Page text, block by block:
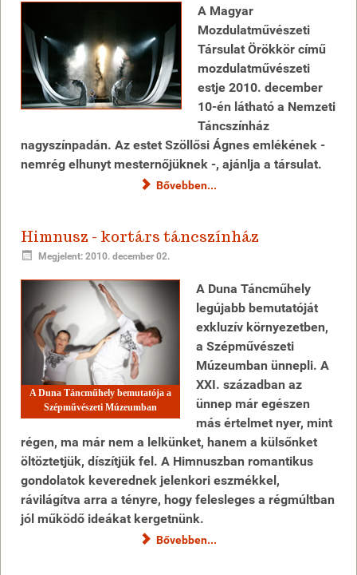
A Magyar
Mozdulatművészeti
Társulat Örökkör című
mozdulatművészeti
estje 2010. december
10-én látható a Nemzeti
Táncszínház
nagyszínpadán. Az estet Szöllősi Ágnes emlékének -
nemrég elhunyt mesternőjüknek -, ajánlja a társulat.
Bővebben...
Himnusz - kortárs táncszínház
Megjelent: 2010. december 02.
A Duna Táncműhely bemutatója a
Szépművészeti Múzeumban
A Duna Táncműhely
legújabb bemutatóját
exkluzív környezetben,
a Szépművészeti
Múzeumban ünnepli. A
XXI. században az
ünnep már egészen
más értelmet nyer, mint
régen, ma már nem a lelkünket, hanem a külsőnket
öltöztetjük, díszítjük fel. A Himnuszban romantikus
gondolatok keverednek jelenkori eszmékkel,
rávilágítva arra a tényre, hogy felesleges a régmúltban
jól működő ideákat kergetnünk.
Bővebben...